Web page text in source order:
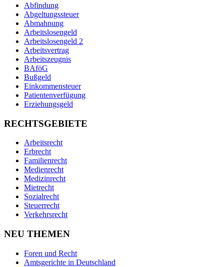
Abfindung
Abgeltungssteuer
Abmahnung
Arbeitslosengeld
Arbeitslosengeld 2
Arbeitsvertrag
Arbeitszeugnis
BAföG
Bußgeld
Einkommensteuer
Patientenverfügung
Erziehungsgeld
RECHTSGEBIETE
Arbeitsrecht
Erbrecht
Familienrecht
Medienrecht
Medizinrecht
Mietrecht
Sozialrecht
Steuerrecht
Verkehrsrecht
NEU THEMEN
Foren und Recht
Amtsgerichte in Deutschland